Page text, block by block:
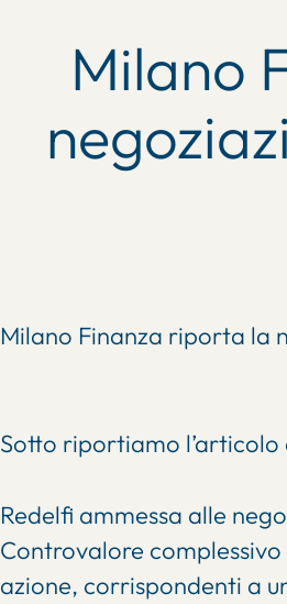
Milano
Milano Finanza riporta la
Sotto riportiamo l’articolo
Redelfi ammessa alle
Controvalore
azione, corrispondenti a